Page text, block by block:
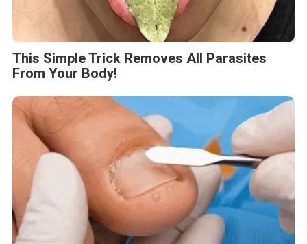
This Simple Trick Removes All Parasites
From Your Body!